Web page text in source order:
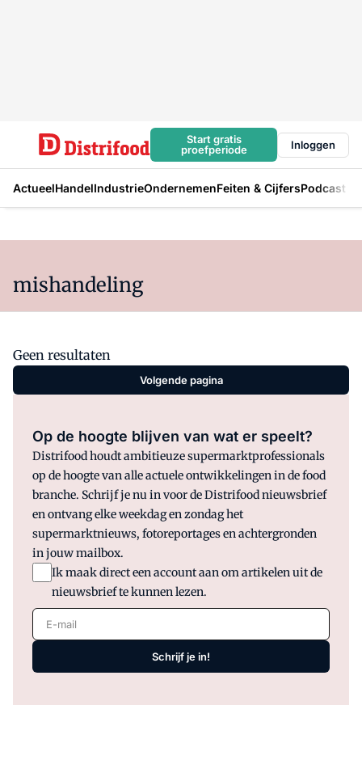
Start gratis
proefperiode
Inloggen
ActueelHandelIndustrieOndernemenFeiten & CijfersPodcast
mishandeling
Geen resultaten
Volgende pagina
Op de hoogte blijven van wat er speelt?
Distrifood houdt ambitieuze supermarktprofessionals
op de hoogte van alle actuele ontwikkelingen in de food
branche. Schrijf je nu in voor de Distrifood nieuwsbrief
en ontvang elke weekdag en zondag het
supermarktnieuws, fotoreportages en achtergronden
in jouw mailbox.
Ik maak direct een account aan om artikelen uit de
nieuwsbrief te kunnen lezen.
E-mail
Schrijf je in!